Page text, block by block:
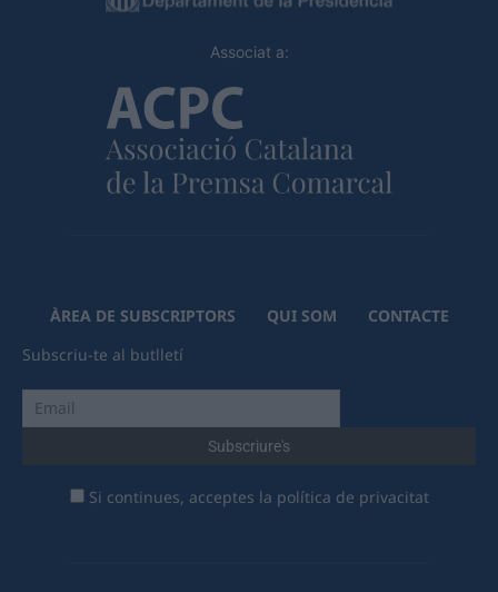
Associat a:
ÀREA DE SUBSCRIPTORS QUI SOM
CONTACTE
Subscriu-te al butlletí
Si continues, acceptes la política de privacitat